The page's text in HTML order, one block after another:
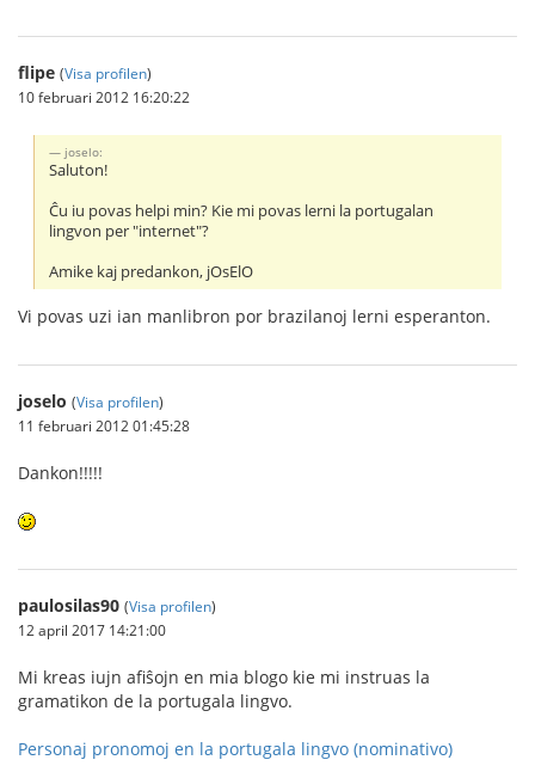
flipe (Visa profilen)
10 februari 2012 16:20:22
joselo:
Saluton!
Ĉu iu povas helpi min? Kie mi povas lerni la portugalan
lingvon per "internet"?
Amike kaj predankon, jOsElO
Vi povas uzi ian manlibron por brazilanoj lerni esperanton.
joselo (Visa profilen)
11 februari 2012 01:45:28
Dankon!!!!!
paulosilas90 (Visa profilen)
12 april 2017 14:21:00
Mi kreas iujn afiŝojn en mia blogo kie mi instruas la
gramatikon de la portugala lingvo.
Personaj pronomoj en la portugala lingvo (nominativo)